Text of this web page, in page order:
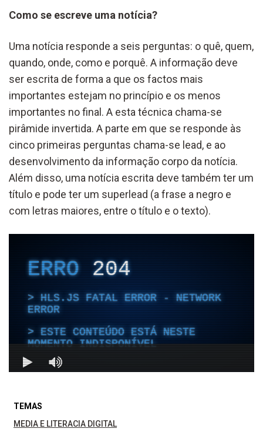
Como se escreve uma notícia?
Uma notícia responde a seis perguntas: o quê, quem,
quando, onde, como e porquê. A informação deve
ser escrita de forma a que os factos mais
importantes estejam no princípio e os menos
importantes no final. A esta técnica chama-se
pirâmide invertida. A parte em que se responde às
cinco primeiras perguntas chama-se lead, e ao
desenvolvimento da informação corpo da notícia.
Além disso, uma notícia escrita deve também ter um
título e pode ter um superlead (a frase a negro e
com letras maiores, entre o título e o texto).
TEMAS
MEDIA E LITERACIA DIGITAL